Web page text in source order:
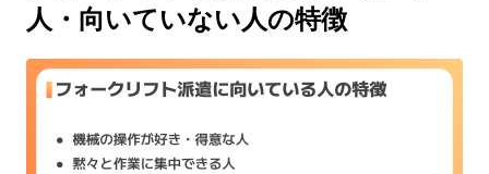
人・向いていない人の特徴